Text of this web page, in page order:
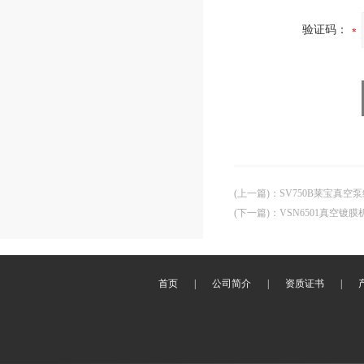
验证码：
(上一篇) ： SV750B莱宝真空
(下一篇) ： VSN6501真空镀膜
首页 公司简介 资质证书